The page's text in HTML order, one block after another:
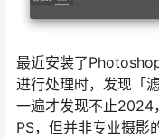
最近安装了
进行处理时，发现「
一遍才发现不止2024
PS，但并非专业摄影